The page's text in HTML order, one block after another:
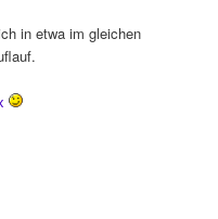
in etwa im gleichen